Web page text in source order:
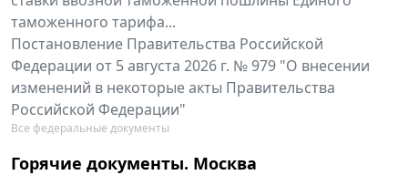
таможенного тарифа...
Постановление Правительства Российской
Федерации от 5 августа 2026 г. № 979 "О внесении
изменений в некоторые акты Правительства
Российской Федерации"
Все федеральные документы
Горячие документы. Москва